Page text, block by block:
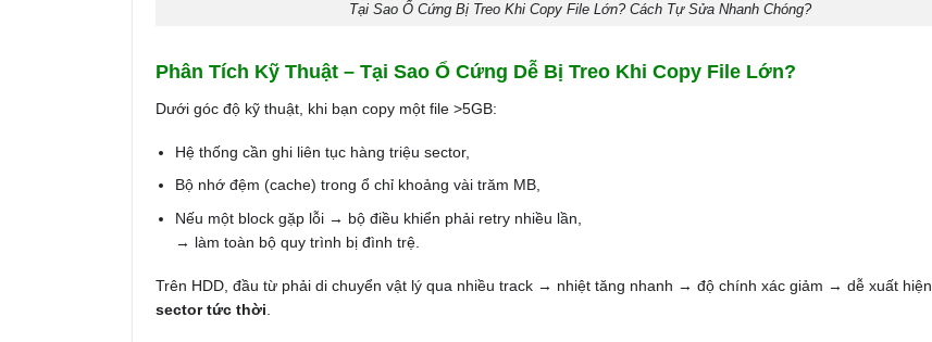
Tại Sao Ổ Cứng Bị Treo Khi Copy File Lớn? Cách Tự Sửa Nhanh Chóng?
Phân Tích Kỹ Thuật – Tại Sao Ổ Cứng Dễ Bị Treo Khi Copy File Lớn?
Dưới góc độ kỹ thuật, khi bạn copy một file >5GB:
Hệ thống cần ghi liên tục hàng triệu sector,
Bộ nhớ đệm (cache) trong ổ chỉ khoảng vài trăm MB,
Nếu một block gặp lỗi → bộ điều khiển phải retry nhiều lần,
→ làm toàn bộ quy trình bị đình trệ.
Trên HDD, đầu từ phải di chuyển vật lý qua nhiều track → nhiệt tăng nhanh → độ chính xác giảm → dễ xuất hiện
sector tức thời